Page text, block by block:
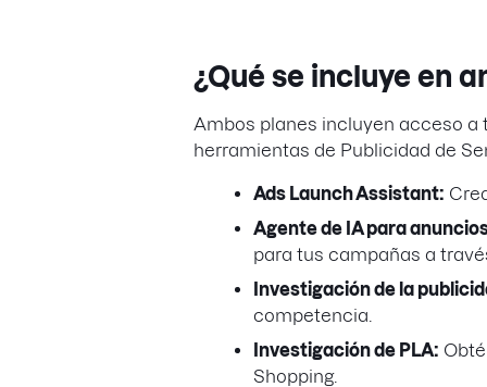
¿Qué se incluye en
Ambos planes incluyen acceso
herramientas de Publicidad de
Ads Launch Assistant:
Agente de IA para
para tus campañas a
Investigación de la
competencia.
Investigación de PLA:
Shopping.